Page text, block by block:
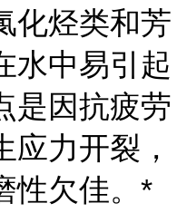
化烃类和芳
水中易引起
是因抗疲劳
力开裂，
性欠佳。*